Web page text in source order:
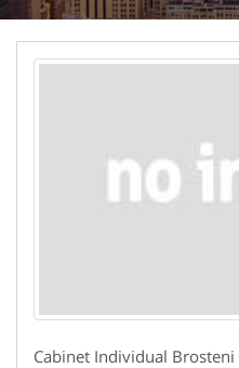
Cabinet Individual Brosteni